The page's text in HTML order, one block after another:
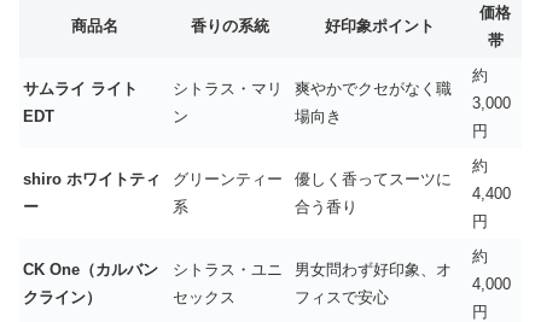
商品名 香りの系統 好印象ポイント
価格
帯
サムライ ライト
EDT
シトラス・マリ
ン
爽やかでクセがなく職
場向き
約
3,000
円
shiro ホワイトティ
ー
グリーンティー
系
優しく香ってスーツに
合う香り
約
4,400
円
CK One（カルバン
クライン）
シトラス・ユニ
セックス
男女問わず好印象、オ
フィスで安心
約
4,000
円